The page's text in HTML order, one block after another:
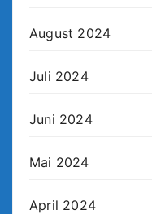
August 2024
Juli 2024
Juni 2024
Mai 2024
April 2024